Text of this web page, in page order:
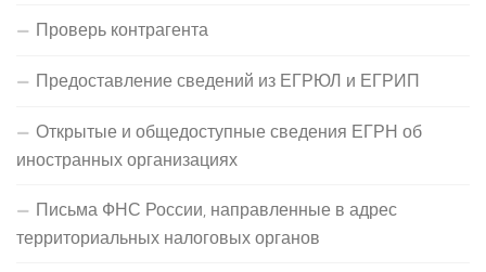
Проверь контрагента
Предоставление сведений из ЕГРЮЛ и ЕГРИП
Открытые и общедоступные сведения ЕГРН об
иностранных организациях
Письма ФНС России, направленные в адрес
территориальных налоговых органов